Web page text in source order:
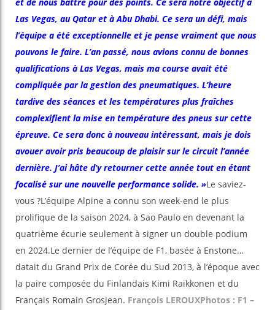
et de nous battre pour des points. Ce sera notre objectif à
Las Vegas, au Qatar et à Abu Dhabi. Ce sera un défi, mais
l’équipe a été exceptionnelle et je pense vraiment que nous
pouvons le faire. L’an passé, nous avions connu de bonnes
qualifications à Las Vegas, mais ma course avait été
compliquée par la gestion des pneumatiques. L’heure
tardive des séances et les températures plus fraîches
complexifient la mise en température des pneus sur cette
épreuve. Ce sera donc à nouveau intéressant, mais je dois
avouer avoir pris beaucoup de plaisir sur le circuit l’année
dernière. J’ai hâte d’y retourner cette année tout en étant
focalisé sur une nouvelle performance solide. »Le saviez-
vous ?L’équipe Alpine a connu son week-end le plus
prolifique de la saison 2024, à Sao Paulo en devenant la
quatrième écurie seulement à signer un double podium
en 2024.Le dernier de l’équipe de F1, basée à Enstone…
datait du Grand Prix de Corée du Sud 2013, à l’époque avec
la paire composée du Finlandais Kimi Raïkkonen et du
Français Romain Grosjean. François LEROUXPhotos : F1 –